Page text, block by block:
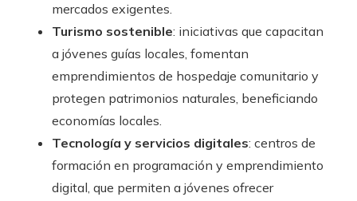
mercados exigentes.
Turismo sostenible: iniciativas que capacitan
a jóvenes guías locales, fomentan
emprendimientos de hospedaje comunitario y
protegen patrimonios naturales, beneficiando
economías locales.
Tecnología y servicios digitales: centros de
formación en programación y emprendimiento
digital, que permiten a jóvenes ofrecer